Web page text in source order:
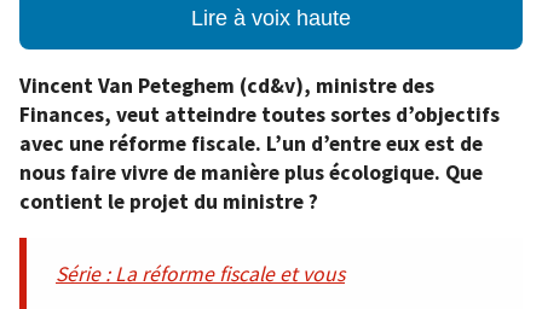
Lire à voix haute
Vincent Van Peteghem (cd&v), ministre des
Finances, veut atteindre toutes sortes d’objectifs
avec une réforme fiscale. L’un d’entre eux est de
nous faire vivre de manière plus écologique. Que
contient le projet du ministre ?
Série : La réforme fiscale et vous